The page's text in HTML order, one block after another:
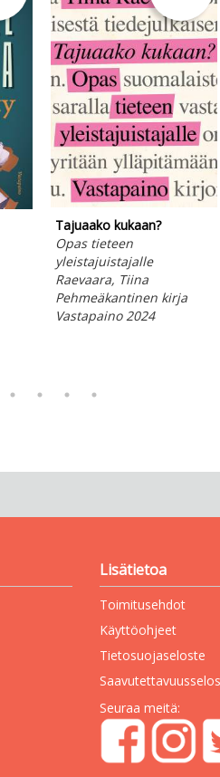
Tajuaako kukaan?
Opas tieteen
yleistajuistajalle
Raevaara, Tiina
Pehmeäkantinen kirja
Vastapaino 2024
Lisätietoa
Toimitusehdot
Käyttöohjeet
Tietosuojaseloste
Seuraa meitä: